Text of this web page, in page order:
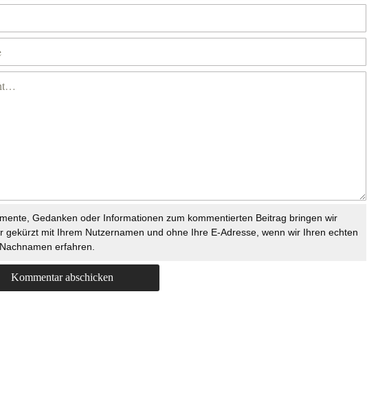
Gedanken oder Informationen zum kommentierten Beitrag bringen wir
gekürzt mit Ihrem Nutzernamen und ohne Ihre E-Adresse, wenn wir Ihren echten
erfahren.